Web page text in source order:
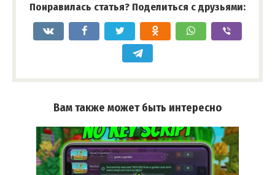
Понравилась статья? Поделиться с друзьями:
Вам также может быть интересно